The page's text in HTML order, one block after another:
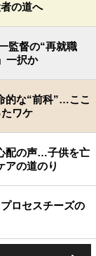
の道へ
監督の“再就職
一択か
的な“前科”…ここ
ワケ
配の声…子供を亡
アの道のり
ロセスチーズの